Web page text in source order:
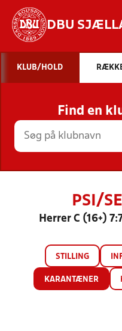
DBU
STILLINGER,
KLUB/HOLD
Find en
PSI/
Herrer C (16+)
STILLING
KARANTÆNER